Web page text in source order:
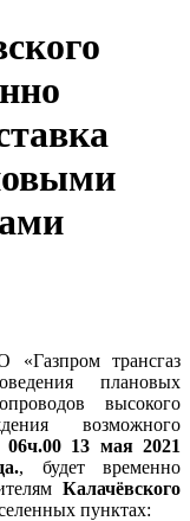
трансгаз
плановых
высокого
возможного
06ч.00 13 мая 2021
, будет временно
Калачёвского
пунктах: